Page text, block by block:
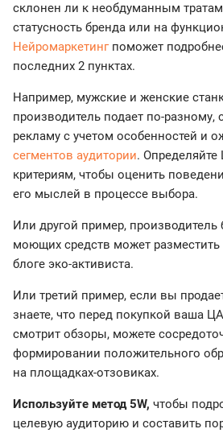
склонен ли к необдуманным
статусность бренда или на
Нейромаркетингпоможет
последних 2 пунктах.
Например, мужские и женские
производитель подает по-разному,
рекламу с учетом особенностей и
сегментов аудитории.
критериям, чтобы оценить
его мыслей в процессе выбора.
Или другой пример, производитель
моющих средств может разместить
блоге эко-активиста.
Или третий пример, если вы
знаете, что перед покупкой ваша
смотрит обзоры, можете
формировании положительного
на площадках-отзовиках.
Используйте метод 5W, чтобы
целевую аудиторию и составить